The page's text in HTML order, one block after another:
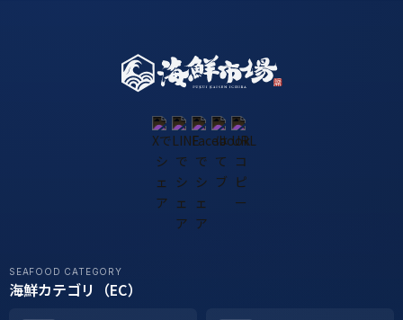
SEAFOOD CATEGORY
海鮮カテゴリ（EC）